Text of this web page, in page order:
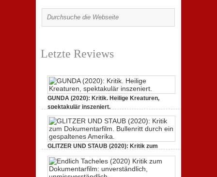
Letzte Reviews
GUNDA (2020): Kritik. Heilige Kreaturen,
spektakulär inszeniert.
GUNDA
(2020):
Kritik.
Kreaturen,
spektakulär
GLITZER UND STAUB (2020): Kritik zum
Dokumentarfilm.
3. Oktober 2020,Keine Kommentare zu
GLITZER
UND